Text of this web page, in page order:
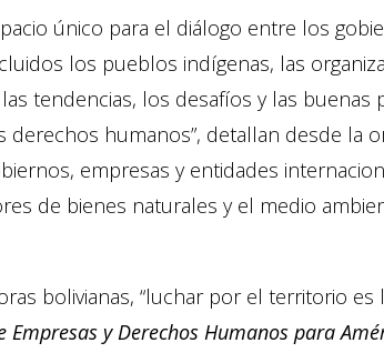
único para el diálogo entre los
los pueblos indígenas, las
tendencias, los desafíos y las
derechos humanos”, detallan desde la
empresas y entidades
de bienes naturales y el medio
bolivianas, “luchar por el territorio
Empresas y Derechos Humanos para